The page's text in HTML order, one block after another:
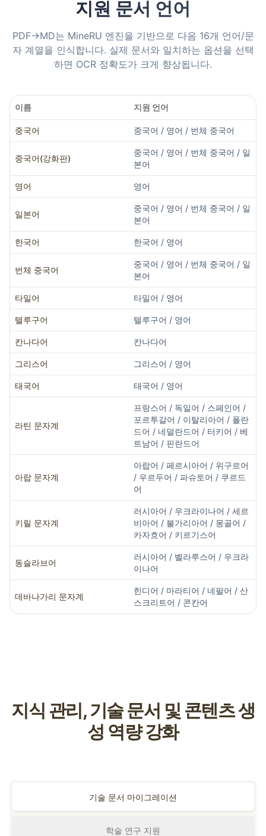
지원 문서 언어
PDF→MD는 MineRU 엔진을 기반으로 다음 16개 언어/문
자 계열을 인식합니다. 실제 문서와 일치하는 옵션을 선택
하면 OCR 정확도가 크게 향상됩니다.
이름 지원 언어
중국어 중국어 / 영어 / 번체 중국어
중국어(강화판)
중국어 / 영어 / 번체 중국어 / 일
본어
영어 영어
일본어
중국어 / 영어 / 번체 중국어 / 일
본어
한국어 한국어 / 영어
번체 중국어
중국어 / 영어 / 번체 중국어 / 일
본어
타밀어 타밀어 / 영어
텔루구어 텔루구어 / 영어
칸나다어 칸나다어
그리스어 그리스어 / 영어
태국어 태국어 / 영어
라틴 문자계
프랑스어 / 독일어 / 스페인어 /
포르투갈어 / 이탈리아어 / 폴란
드어 / 네덜란드어 / 터키어 / 베
트남어 / 핀란드어
아랍 문자계
아랍어 / 페르시아어 / 위구르어
/ 우르두어 / 파슈토어 / 쿠르드
어
키릴 문자계
러시아어 / 우크라이나어 / 세르
비아어 / 불가리아어 / 몽골어 /
카자흐어 / 키르기스어
동슬라브어
러시아어 / 벨라루스어 / 우크라
이나어
데바나가리 문자계
힌디어 / 마라티어 / 네팔어 / 산
스크리트어 / 콘칸어
지식 관리, 기술 문서 및 콘텐츠 생
성 역량 강화
기술 문서 마이그레이션
학술 연구 지원